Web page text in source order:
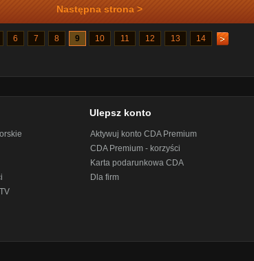
Następna strona >
6 7 8 9 10 11 12 13 14
Ulepsz konto
Aktywuj konto CDA Premium
CDA Premium - korzyści
Karta podarunkowa CDA
Dla firm